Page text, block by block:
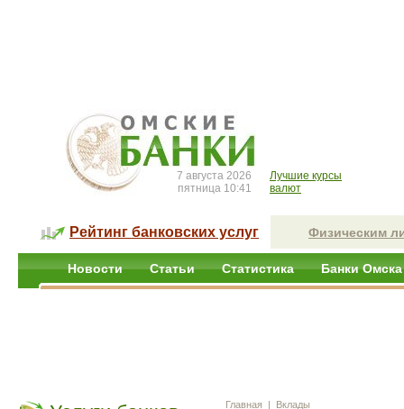
7 августа 2026
пятница 10:41
Лучшие курсы
валют
Рейтинг банковских услуг Физическим
Новости Статьи Статистика Банки Омска
Главная | Вклады